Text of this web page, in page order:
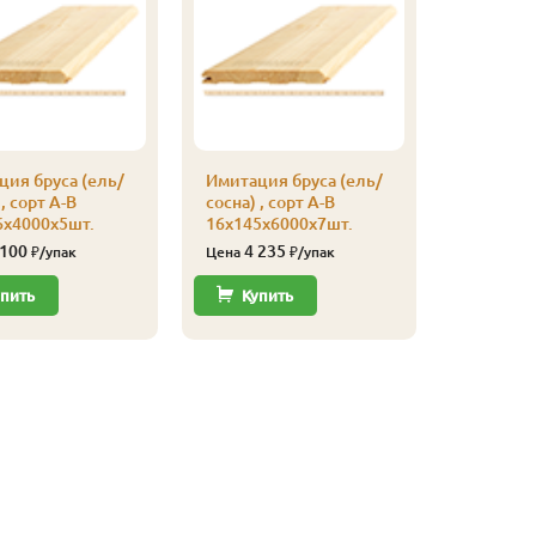
бруса (ель/
сорт А-В
₽/упак
Имитация бруса (ель/
сосна) , сорт А-В
16х145х6000х7шт.
Цена 4 235 ₽/упак
Купить